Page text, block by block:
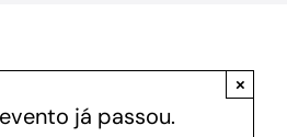
já passou.
×